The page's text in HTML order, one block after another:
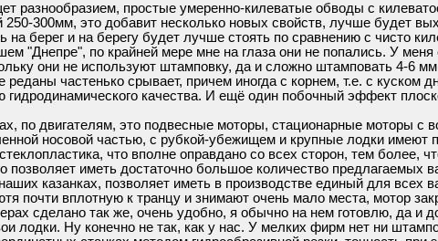
разнообразием, простые умеренно-килеватые обводы с
300мм, это добавит несколько новых свойств, лучше будет
берег и на берегу будет лучше стоять по сравнению с чисто
"Днепре", по крайней мере мне на глаза они не попались. У
они не используют штамповку, да и сложно штамповать 4-6
частенько срывает, причем иногда с корнем, т.е. с куском
качества. И ещё один побочный эффект
по двигателям, это подвесные моторы, стационарные моторы с
носовой частью, с рубкой-убежищем и крупные лодки имеют
что вполне оправдано со всех сторон, тем более,
позволяет иметь достаточно большое количество предлагаемых
казанках, позволяет иметь в производстве единый для всех
почти вплотную к транцу и знимают очень мало места, мотор
сделано так же, очень удобно, я обычно на нем готовлю, да и
лодки. Ну конечно не так, как у нас. У мелких фирм нет ни